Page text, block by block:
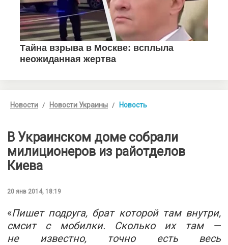
Новости Новости Украины Новость
В Украинском доме собрали
милиционеров из райотделов
Киева
20 янв 2014, 18:19
«Пишет подруга, брат которой там внутри,
смсит с мобилки. Сколько их там —
не известно, точно есть весь